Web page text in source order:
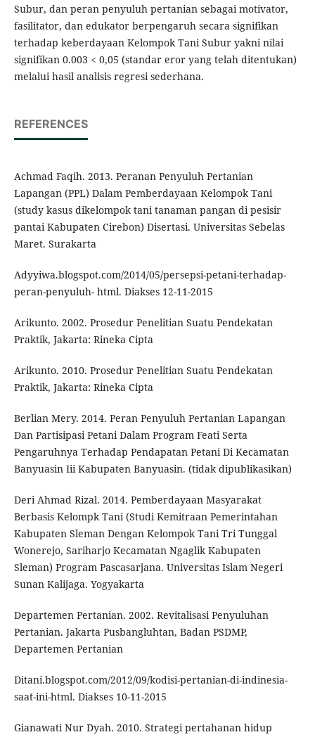
Subur, dan peran penyuluh pertanian sebagai motivator,
fasilitator, dan edukator berpengaruh secara signifikan
terhadap keberdayaan Kelompok Tani Subur yakni nilai
signifikan 0.003 < 0,05 (standar eror yang telah ditentukan)
melalui hasil analisis regresi sederhana.
REFERENCES
Achmad Faqih. 2013. Peranan Penyuluh Pertanian
Lapangan (PPL) Dalam Pemberdayaan Kelompok Tani
(study kasus dikelompok tani tanaman pangan di pesisir
pantai Kabupaten Cirebon) Disertasi. Universitas Sebelas
Maret. Surakarta
Adyyiwa.blogspot.com/2014/05/persepsi-petani-terhadap-
peran-penyuluh- html. Diakses 12-11-2015
Arikunto. 2002. Prosedur Penelitian Suatu Pendekatan
Praktik, Jakarta: Rineka Cipta
Arikunto. 2010. Prosedur Penelitian Suatu Pendekatan
Praktik, Jakarta: Rineka Cipta
Berlian Mery. 2014. Peran Penyuluh Pertanian Lapangan
Dan Partisipasi Petani Dalam Program Feati Serta
Pengaruhnya Terhadap Pendapatan Petani Di Kecamatan
Banyuasin Iii Kabupaten Banyuasin. (tidak dipublikasikan)
Deri Ahmad Rizal. 2014. Pemberdayaan Masyarakat
Berbasis Kelompk Tani (Studi Kemitraan Pemerintahan
Kabupaten Sleman Dengan Kelompok Tani Tri Tunggal
Wonerejo, Sariharjo Kecamatan Ngaglik Kabupaten
Sleman) Program Pascasarjana. Universitas Islam Negeri
Sunan Kalijaga. Yogyakarta
Departemen Pertanian. 2002. Revitalisasi Penyuluhan
Pertanian. Jakarta Pusbangluhtan, Badan PSDMP,
Departemen Pertanian
Ditani.blogspot.com/2012/09/kodisi-pertanian-di-indinesia-
saat-ini-html. Diakses 10-11-2015
Gianawati Nur Dyah. 2010. Strategi pertahanan hidup